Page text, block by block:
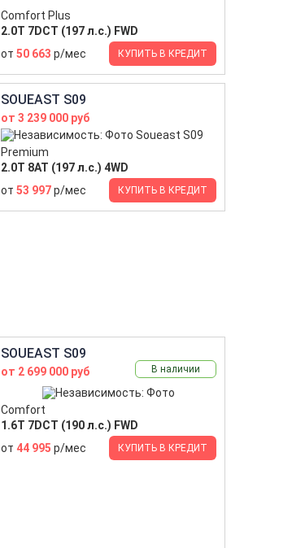
Comfort Plus
2.0T 7DCT (197 л.с.) FWD
от 50 663 р/мес КУПИТЬ В КРЕДИТ
SOUEAST S09
от 3 239 000 руб
Premium
2.0T 8AT (197 л.с.) 4WD
от 53 997р/мес КУПИТЬ В КРЕДИТ
SOUEAST S09
от 2 699 000 руб В наличии
Comfort
1.6T 7DCT (190 л.с.) FWD
от 44 995 р/мес КУПИТЬ В КРЕДИТ